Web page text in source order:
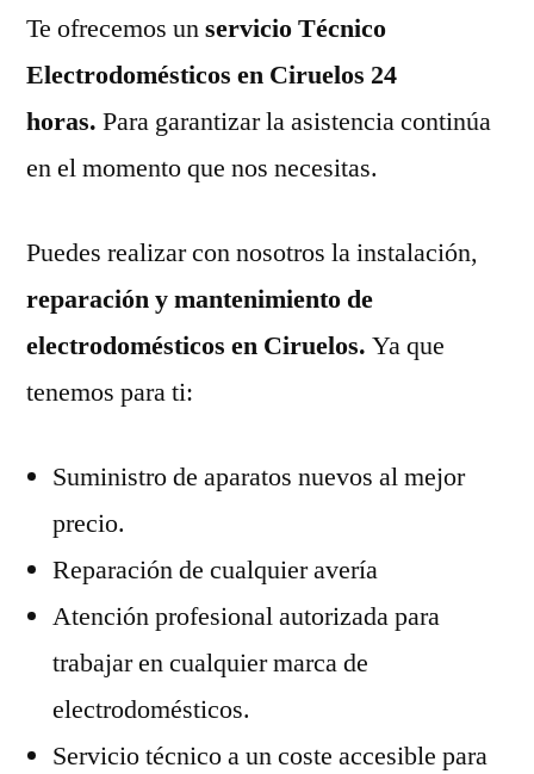
Te ofrecemos unservicio Técnico
Electrodomésticos en Ciruelos 24
horas. Para garantizar la asistencia continúa
en el momento que nos necesitas.
Puedes realizar con nosotros la instalación,
reparación y mantenimiento de
electrodomésticos en Ciruelos. Ya que
tenemos para ti:
Suministro de aparatos nuevos al mejor
precio.
Reparación de cualquier avería
Atención profesional autorizada para
trabajar en cualquier marca de
electrodomésticos.
Servicio técnico a un coste accesible para